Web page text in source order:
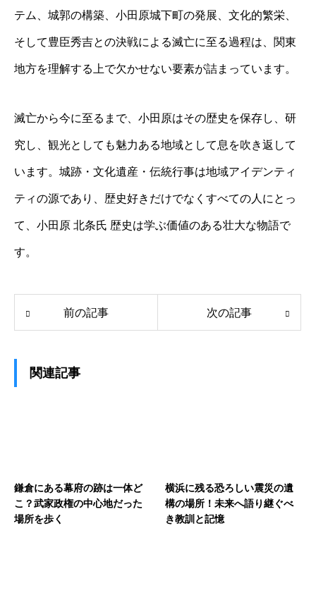
テム、城郭の構築、小田原城下町の発展、文化的繁栄、
そして豊臣秀吉との決戦による滅亡に至る過程は、関東
地方を理解する上で欠かせない要素が詰まっています。
滅亡から今に至るまで、小田原はその歴史を保存し、研
究し、観光としても魅力ある地域として息を吹き返して
います。城跡・文化遺産・伝統行事は地域アイデンティ
ティの源であり、歴史好きだけでなくすべての人にとっ
て、小田原 北条氏 歴史は学ぶ価値のある壮大な物語で
す。
前の記事 次の記事
関連記事
鎌倉にある幕府の跡は一体ど
こ？武家政権の中心地だった
場所を歩く
横浜に残る恐ろしい震災の遺
構の場所！未来へ語り継ぐべ
き教訓と記憶